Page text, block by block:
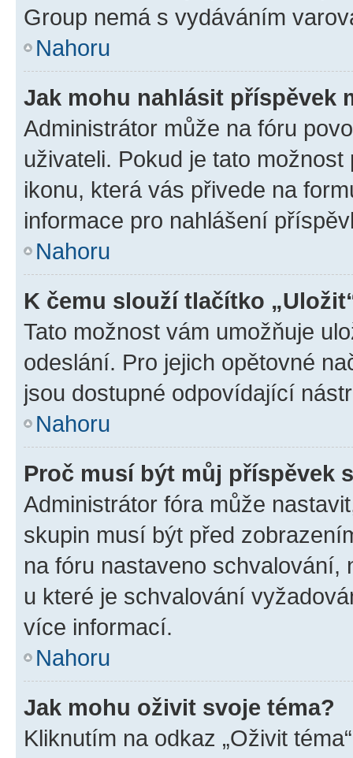
Group nemá s vydáváním
Nahoru
Jak mohu nahlásit příspěvek
Administrátor může na fóru
uživateli. Pokud je tato
ikonu, která vás přivede na
informace pro nahlášení
Nahoru
K čemu slouží tlačítko
Tato možnost vám umožňuje
odeslání. Pro jejich opětovné
jsou dostupné odpovídající
Nahoru
Proč musí být můj příspěvek
Administrátor fóra může
skupin musí být před
na fóru nastaveno schvalování,
u které je schvalování
více informací.
Nahoru
Jak mohu oživit svoje téma?
Kliknutím na odkaz „Oživit